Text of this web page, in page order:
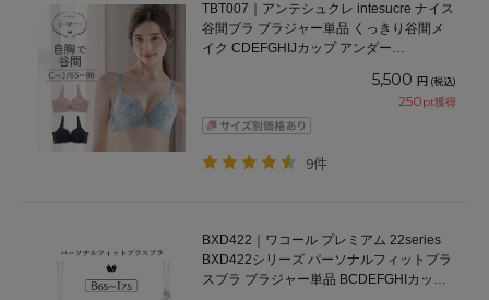
TBT007｜アンテシュクレ intesucre ナイス
谷間ブラ ブラジャー単品 くっきり谷間メ
イク CDEFGHIJカップ アンダー
5,500 円 (税込)
250pt獲得
9件
BXD422｜ワコール プレミアム 22series
BXD422シリーズ パーソナルフィットプラ
スブラ ブラジャー単品 BCDEFGHIカップ